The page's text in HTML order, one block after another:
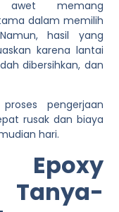
awet memang
dalam memilih
hasil yang
karena lantai
dibersihkan, dan
pengerjaan
rusak dan biaya
hari.
Epoxy